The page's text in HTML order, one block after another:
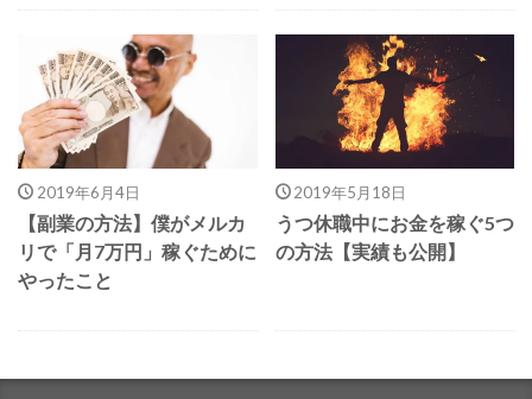
2019年6月4日
【副業の方法】僕がメルカ
リで「月7万円」稼ぐために
やったこと
2019年5月18日
うつ休職中にお金を稼ぐ5つ
の方法【実績も公開】